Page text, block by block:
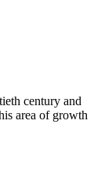
century and
area of growth